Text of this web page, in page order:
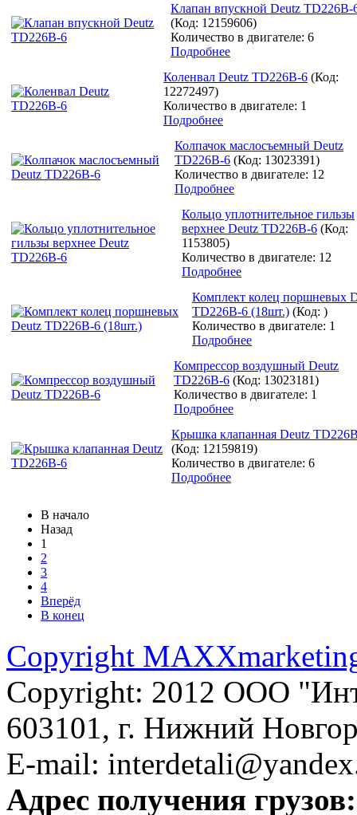
Клапан впускной Deutz TD226B-
(Код: 12159606)
Количество в двигателе: 6
Подробнее
Коленвал Deutz TD226B-6 (Код:
12272497)
Количество в двигателе: 1
Подробнее
Колпачок маслосъемный Deutz
TD226B-6 (Код: 13023391)
Количество в двигателе: 12
Подробнее
Кольцо уплотнительное гильзы
верхнее Deutz TD226B-6 (Код:
1153805)
Количество в двигателе: 12
Подробнее
Комплект колец поршневых
TD226B-6 (18шт.) (Код: )
Количество в двигателе: 1
Подробнее
Компрессор воздушный Deutz
TD226B-6 (Код: 13023181)
Количество в двигателе: 1
Подробнее
Крышка клапанная Deutz
(Код: 12159819)
Количество в двигателе: 6
Подробнее
В начало
Назад
1
2
3
4
Вперёд
В конец
Copyright
Copyright: 2012 ООО
603101, г. Нижний
E-mail:
Адрес получения грузов: